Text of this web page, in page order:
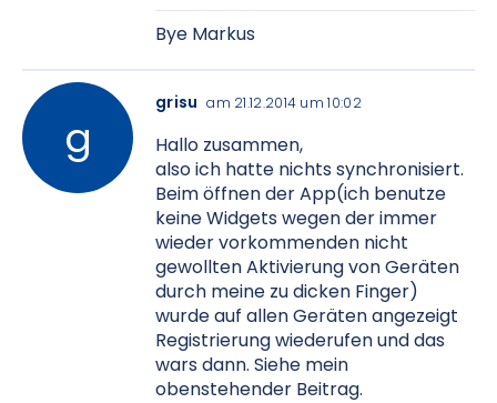
Bye Markus
grisu am 21.12.2014 um 10:02
Hallo zusammen,
also ich hatte nichts synchronisiert.
Beim öffnen der App(ich benutze
keine Widgets wegen der immer
wieder vorkommenden nicht
gewollten Aktivierung von Geräten
durch meine zu dicken Finger)
wurde auf allen Geräten angezeigt
Registrierung wiederufen und das
wars dann. Siehe mein
obenstehender Beitrag.